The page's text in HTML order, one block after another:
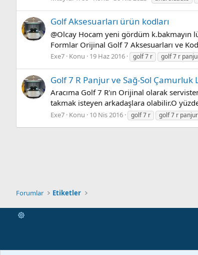
Golf Aksesuarları ürün kodları
@Olcay Hocam yeni gördüm k.bakmayın
Formlar Orijinal Golf 7 Aksesuarları ve
Exe7 Konu 19 Haz 2016 golf 7 r golf 7 r
Golf 7 R Panjur ve Sağ-Sol Çamurluk
Aracıma Golf 7 R'ın Orijinal olarak
takmak isteyen arkadaşlara olabilir.O
Exe7 Konu 10 Nis 2016 golf 7 r golf 7 r panjur
Forumlar Etiketler